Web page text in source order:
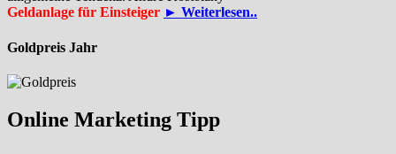
Geldanlage für Einsteiger ► Weiterlesen..
Goldpreis Jahr
Online Marketing Tipp